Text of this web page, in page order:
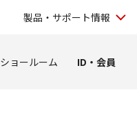
製品・サポート情報
ショールーム ID・会員